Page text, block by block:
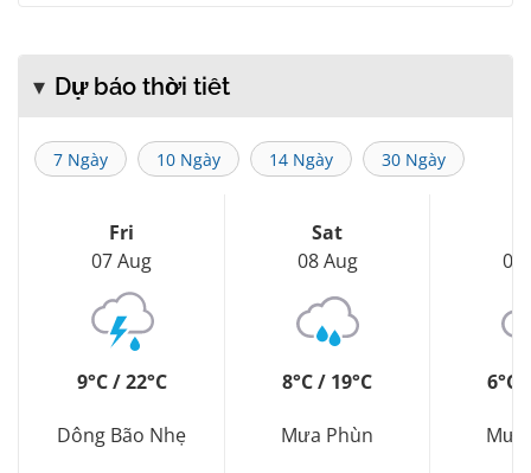
Dự báo thời tiết
7 Ngày 10 Ngày 14 Ngày 30 Ngày
Fri
07 Aug
9°C / 22°C
Dông Bão Nhẹ
Sat
08 Aug
8°C / 19°C
Mưa Phùn
09
6°C